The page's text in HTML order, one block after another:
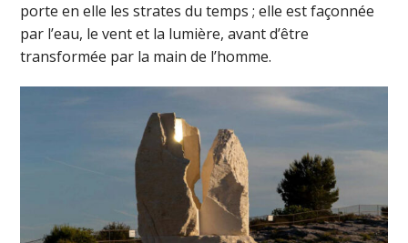
porte en elle les strates du temps ; elle est façonnée
par l’eau, le vent et la lumière, avant d’être
transformée par la main de l’homme.